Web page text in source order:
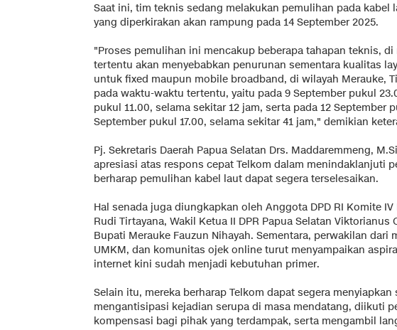
Saat ini, tim teknis sedang melakukan pemulihan pada kabel
yang diperkirakan akan rampung pada 14 September 2025.
"Proses pemulihan ini mencakup beberapa tahapan teknis, di
tertentu akan menyebabkan penurunan sementara kualitas
untuk fixed maupun mobile broadband, di wilayah Merauke,
pada waktu-waktu tertentu, yaitu pada 9 September pukul
pukul 11.00, selama sekitar 12 jam, serta pada 12 September
September pukul 17.00, selama sekitar 41 jam," demikian
Pj. Sekretaris Daerah Papua Selatan Drs. Maddaremmeng,
apresiasi atas respons cepat Telkom dalam menindaklanjuti
berharap pemulihan kabel laut dapat segera terselesaikan.
Hal senada juga diungkapkan oleh Anggota DPD RI Komite IV
Rudi Tirtayana, Wakil Ketua II DPR Papua Selatan Viktorianus
Bupati Merauke Fauzun Nihayah. Sementara, perwakilan dari
UMKM, dan komunitas ojek online turut menyampaikan
internet kini sudah menjadi kebutuhan primer.
Selain itu, mereka berharap Telkom dapat segera
mengantisipasi kejadian serupa di masa mendatang, diikuti
kompensasi bagi pihak yang terdampak, serta mengambil